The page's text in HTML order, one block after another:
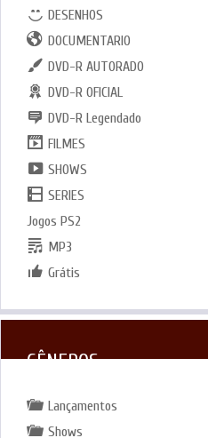
DESENHOS
DOCUMENTARIO
DVD-R AUTORADO
DVD-R OFICIAL
DVD-R Legendado
FILMES
SHOWS
SERIES
Jogos PS2
MP3
Grátis
GÊNEROS
Lançamentos
Shows